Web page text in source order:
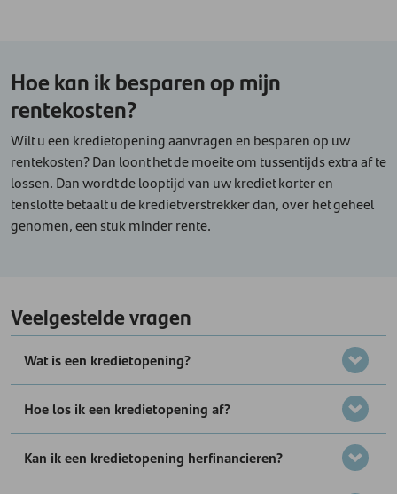
Hoe kan ik besparen op mijn
rentekosten?
Wilt u een kredietopening aanvragen en besparen op uw
rentekosten? Dan loont het de moeite om tussentijds extra af te
lossen. Dan wordt de looptijd van uw krediet korter en
tenslotte betaalt u de kredietverstrekker dan, over het geheel
genomen, een stuk minder rente.
Veelgestelde vragen
Wat is een kredietopening?
Hoe los ik een kredietopening af?
Kan ik een kredietopening herfinancieren?